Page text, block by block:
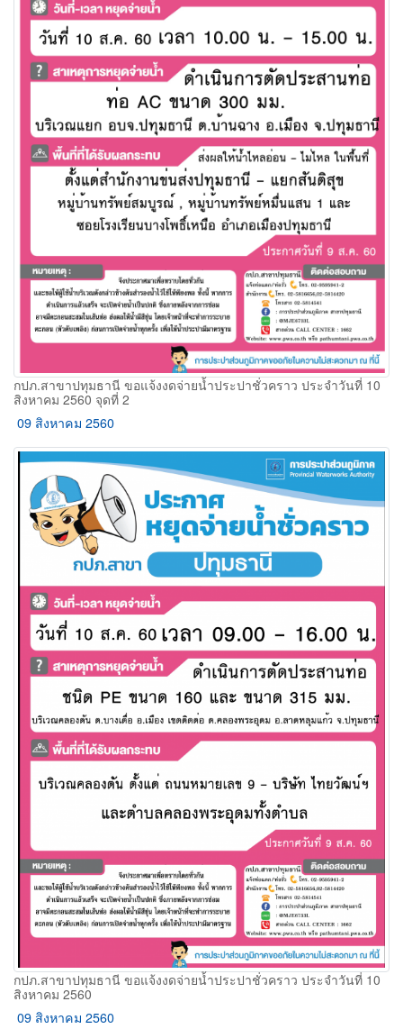
กปภ.สาขาปทุมธานี ขอแจ้งงดจ่ายน้ำประปาชั่วคราว ประจำวันที่ 10
สิงหาคม 2560 จุดที่ 2
09 สิงหาคม 2560
กปภ.สาขาปทุมธานี ขอแจ้งงดจ่ายน้ำประปาชั่วคราว ประจำวันที่ 10
สิงหาคม 2560
09 สิงหาคม 2560